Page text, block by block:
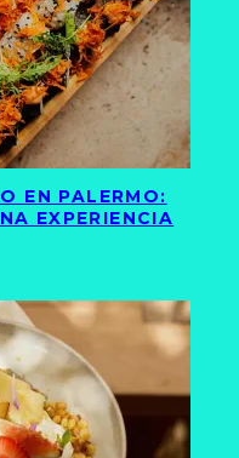
EN PALERMO:
EXPERIENCIA